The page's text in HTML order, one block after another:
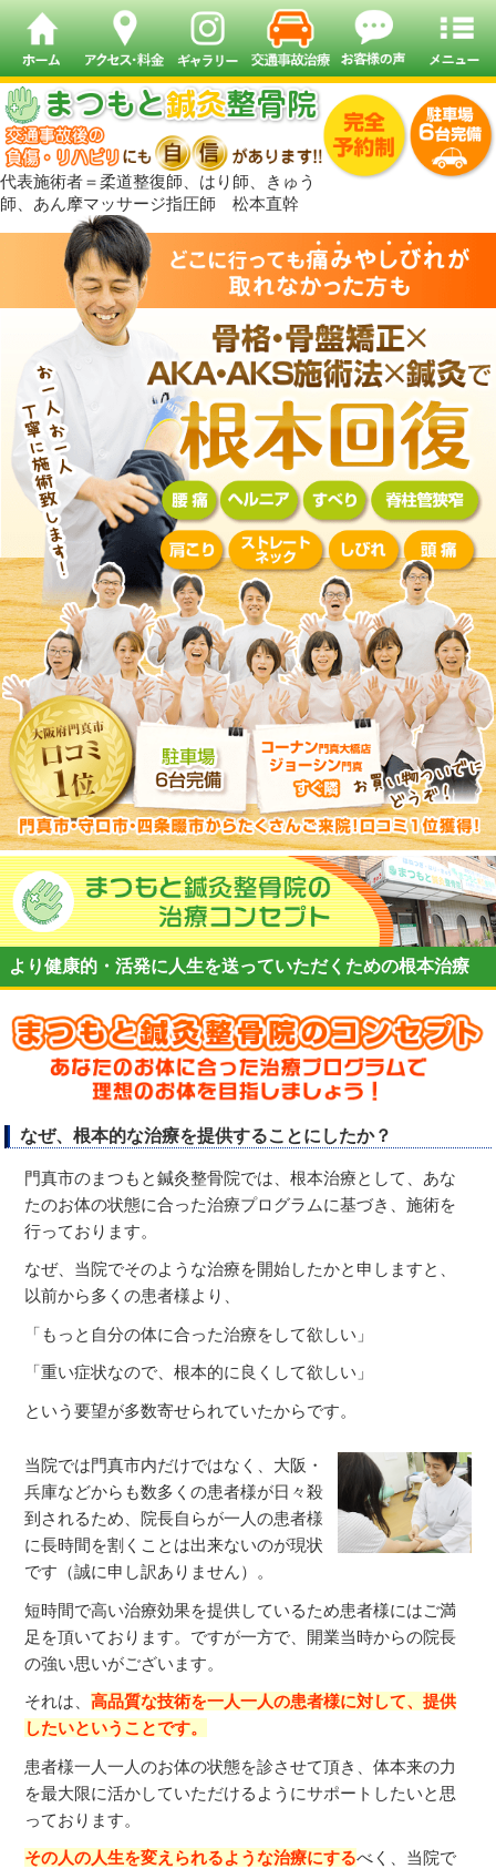
代表施術者＝柔道整復師、はり師、きゅう
師、あん摩マッサージ指圧師 松本直幹
より健康的・活発に人生を送っていただくための根本治療
なぜ、根本的な治療を提供することにしたか？
門真市のまつもと鍼灸整骨院では、根本治療として、あな
たのお体の状態に合った治療プログラムに基づき、施術を
行っております。
なぜ、当院でそのような治療を開始したかと申しますと、
以前から多くの患者様より、
「もっと自分の体に合った治療をして欲しい」
「重い症状なので、根本的に良くして欲しい」
という要望が多数寄せられていたからです。
当院では門真市内だけではなく、大阪・
兵庫などからも数多くの患者様が日々殺
到されるため、院長自らが一人の患者様
に長時間を割くことは出来ないのが現状
です（誠に申し訳ありません）。
短時間で高い治療効果を提供しているため患者様にはご満
足を頂いております。ですが一方で、開業当時からの院長
の強い思いがございます。
それは、高品質な技術を一人一人の患者様に対して、提供
したいということです。
患者様一人一人のお体の状態を診させて頂き、体本来の力
を最大限に活かしていただけるようにサポートしたいと思
っております。
その人の人生を変えられるような治療にするべく、当院で